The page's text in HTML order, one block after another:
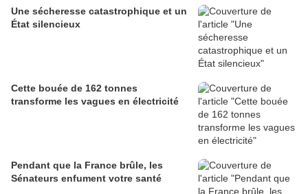
Une sécheresse catastrophique et un
État silencieux
Cette bouée de 162 tonnes
transforme les vagues en électricité
Pendant que la France brûle, les
Sénateurs enfument votre santé